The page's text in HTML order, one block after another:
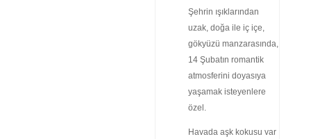
Şehrin ışıklarından
uzak, doğa ile iç içe,
gökyüzü manzarasında,
14 Şubatın romantik
atmosferini doyasıya
yaşamak isteyenlere
özel.
Havada aşk kokusu var